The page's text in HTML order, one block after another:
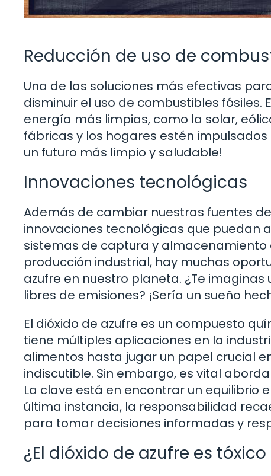
Reducción de uso de
Una de las soluciones más efectivas
disminuir el uso de combustibles
energía más limpias, como la solar,
fábricas y los hogares estén
un futuro más limpio y saludable!
Innovaciones tecnológicas
Además de cambiar nuestras fuentes
innovaciones tecnológicas que puedan
sistemas de captura y
producción industrial, hay muchas
azufre en nuestro planeta. ¿Te
libres de emisiones? ¡Sería un sueño
El dióxido de azufre es un compuesto
tiene múltiples aplicaciones en la
alimentos hasta jugar un papel crucial
indiscutible. Sin embargo, es vital
La clave está en encontrar un equilibrio
última instancia, la responsabilidad
para tomar decisiones informadas y
¿El dióxido de azufre es